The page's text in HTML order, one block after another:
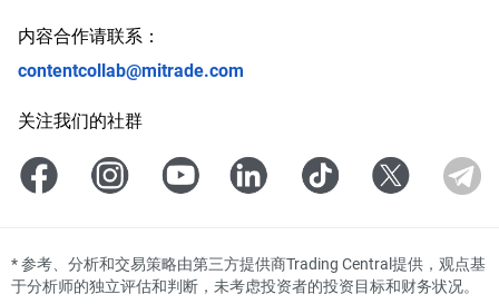
内容合作请联系：
contentcollab@mitrade.com
关注我们的社群
*参考、分析和交易策略由第三方提供商Trading Central提供，观点基
于分析师的独立评估和判断，未考虑投资者的投资目标和财务状况。